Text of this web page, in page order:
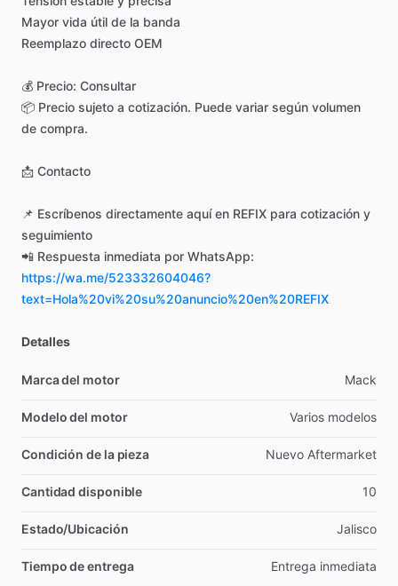
Mayor vida útil de la banda
Reemplazo directo OEM
💰 Precio: Consultar
📦 Precio sujeto a cotización. Puede variar según volumen
de compra.
📩 Contacto
📌 Escríbenos directamente aquí en REFIX para cotización y
seguimiento
📲 Respuesta inmediata por WhatsApp:
https://wa.me/523332604046?
text=Hola%20vi%20su%20anuncio%20en%20REFIX
Detalles
Marca del motor Mack
Modelo del motor Varios modelos
Condición de la pieza Nuevo Aftermarket
Cantidad disponible 10
Estado/Ubicación Jalisco
Tiempo de entrega Entrega inmediata